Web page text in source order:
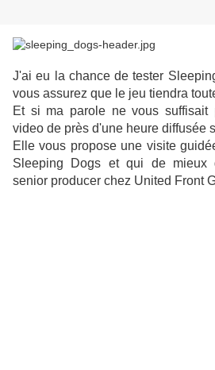
J'ai eu la chance de tester
vous assurez que le jeu tiendra
Et si ma parole ne vous suffisait
video de près d'une heure diffusée
Elle vous propose une visite
Sleeping Dogs et qui de mieux
senior producer chez United Front